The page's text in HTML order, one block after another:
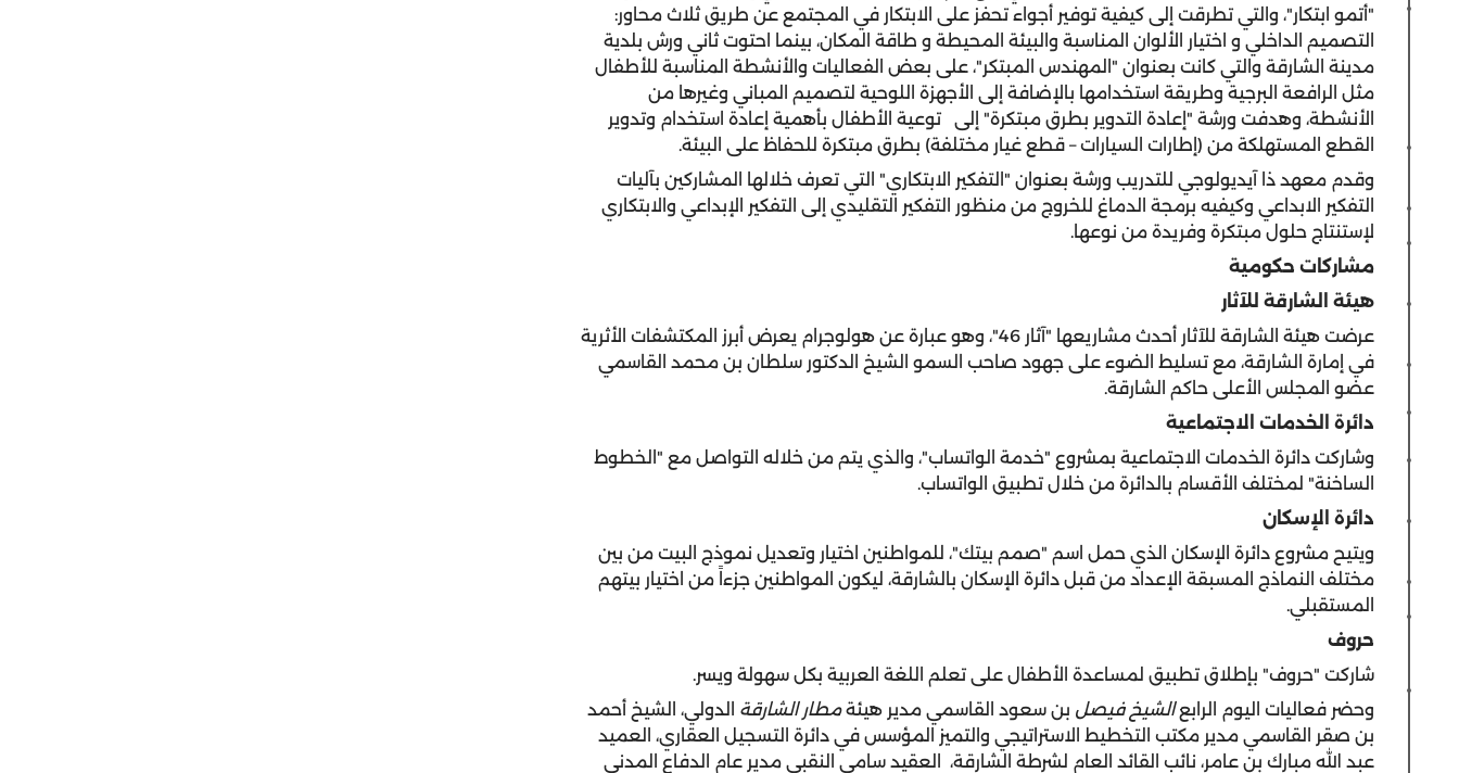
"أتمو ابتكار"، والتي تطرقت إلى كيفية توفير أجواء تحفز على الابتكار في المجتمع عن طريق ثلاث محاور:
التصميم الداخلي و اختيار الألوان المناسبة والبيئة المحيطة و طاقة المكان، بينما احتوت ثاني ورش بلدية
مدينة الشارقة والتي كانت بعنوان "المهندس المبتكر"، على بعض الفعاليات والأنشطة المناسبة للأطفال
مثل الرافعة البرجية وطريقة استخدامها بالإضافة إلى الأجهزة اللوحية لتصميم المباني وغيرها من
الأنشطة، وهدفت ورشة "إعادة التدوير بطرق مبتكرة" إلى توعية الأطفال بأهمية إعادة استخدام وتدوير
القطع المستهلكة من (إطارات السيارات – قطع غيار مختلفة) بطرق مبتكرة للحفاظ على البيئة.
وقدم معهد ذا آيديولوجي للتدريب ورشة بعنوان "التفكير الابتكاري" التي تعرف خلالها المشاركين بآليات
التفكير الابداعي وكيفيه برمجة الدماغ للخروج من منظور التفكير التقليدي إلى التفكير الإبداعي والابتكاري
لإستنتاج حلول مبتكرة وفريدة من نوعها.
مشاركات حكومية
هيئة الشارقة للآثار
عرضت هيئة الشارقة للآثار أحدث مشاريعها "آثار 46"، وهو عبارة عن هولوجرام يعرض أبرز المكتشفات الأثرية
في إمارة الشارقة، مع تسليط الضوء على جهود صاحب السمو الشيخ الدكتور سلطان بن محمد القاسمي
عضو المجلس الأعلى حاكم الشارقة.
دائرة الخدمات الاجتماعية
وشاركت دائرة الخدمات الاجتماعية بمشروع "خدمة الواتساب"، والذي يتم من خلاله التواصل مع "الخطوط
الساخنة" لمختلف الأقسام بالدائرة من خلال تطبيق الواتساب.
دائرة الإسكان
ويتيح مشروع دائرة الإسكان الذي حمل اسم "صمم بيتك"، للمواطنين اختيار وتعديل نموذج البيت من بين
مختلف النماذج المسبقة الإعداد من قبل دائرة الإسكان بالشارقة، ليكون المواطنين جزءاً من اختيار بيتهم
المستقبلي.
حروف
شاركت "حروف" بإطلاق تطبيق لمساعدة الأطفال على تعلم اللغة العربية بكل سهولة ويسر.
وحضر فعاليات اليوم الرابعالشيخ فيصل بن سعود القاسمي مدير هيئةمطار الشارقة الدولي، الشيخ أحمد
بن صقر القاسمي مدير مكتب التخطيط الاستراتيجي والتميز المؤسس في دائرة التسجيل العقاري، العميد
عبد الله مبارك بن عامر، نائب القائد العام لشرطة الشارقة، العقيد سامي النقبي مدير عام الدفاع المدني